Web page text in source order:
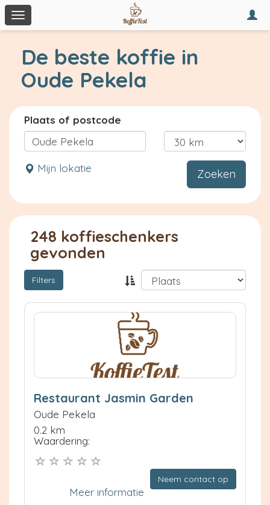
Toggle
navigation
De beste koffie in
Oude Pekela
Plaats of postcode
Mijn lokatie Zoeken
248 koffieschenkers
gevonden
Filters
Restaurant Jasmin Garden
Oude Pekela
0.2 km
Waardering:
Neem contact op
Meer informatie